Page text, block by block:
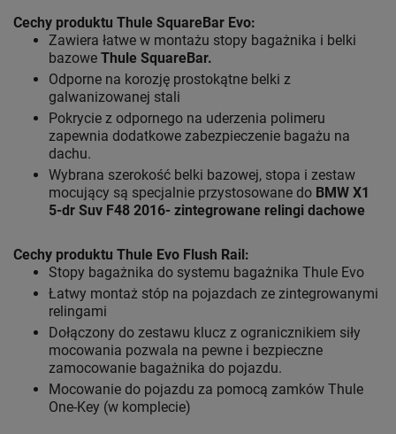
Cechy produktu Thule SquareBar Evo:
Zawiera łatwe w montażu stopy bagażnika i belki
bazowe Thule SquareBar.
Odporne na korozję prostokątne belki z
galwanizowanej stali
Pokrycie z odpornego na uderzenia polimeru
zapewnia dodatkowe zabezpieczenie bagażu na
dachu.
Wybrana szerokość belki bazowej, stopa i zestaw
mocujący są specjalnie przystosowane do BMW X1
5-dr Suv F48 2016- zintegrowane relingi dachowe
Cechy produktu Thule Evo Flush Rail :
Stopy bagażnika do systemu bagażnika Thule Evo
Łatwy montaż stóp na pojazdach ze zintegrowanymi
relingami
Dołączony do zestawu klucz z ogranicznikiem siły
mocowania pozwala na pewne i bezpieczne
zamocowanie bagażnika do pojazdu.
Mocowanie do pojazdu za pomocą zamków Thule
One-Key (w komplecie)